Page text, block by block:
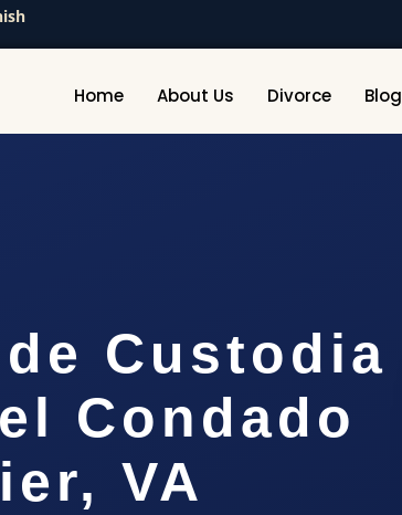
Home About Us Divorce Blog
Custodia
Condado
VA